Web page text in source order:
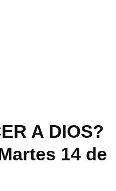
A DIOS?
14 de